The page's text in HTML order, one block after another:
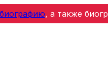
, а также